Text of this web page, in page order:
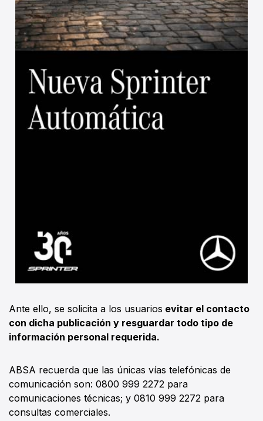
Ante ello, se solicita a los usuarios evitar el contacto
con dicha publicación y resguardar todo tipo de
información personal requerida.
ABSA recuerda que las únicas vías telefónicas de
comunicación son: 0800 999 2272 para
comunicaciones técnicas; y 0810 999 2272 para
consultas comerciales.